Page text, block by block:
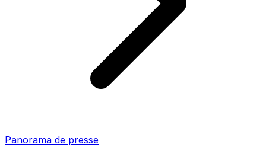
Panorama de presse